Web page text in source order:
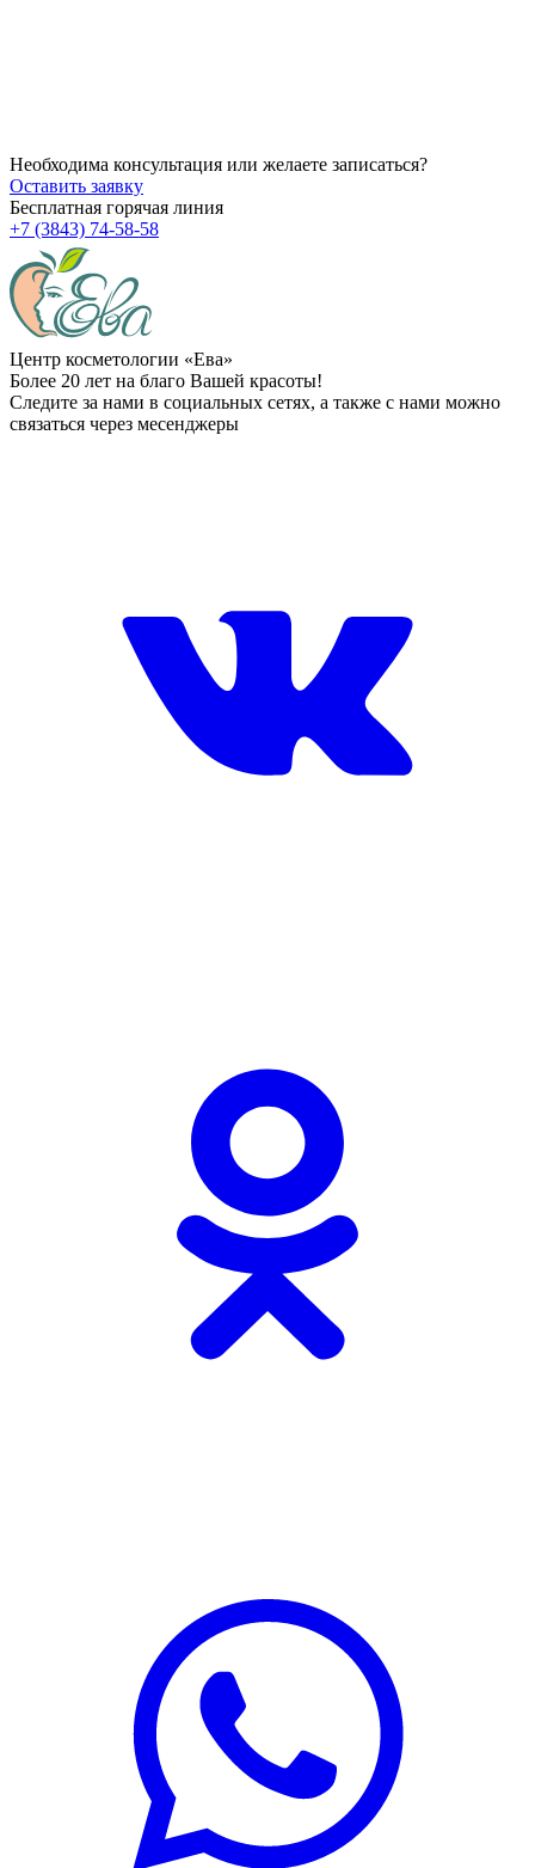
Необходима консультация или желаете записаться?
Оставить заявку
Бесплатная горячая линия
+7 (3843) 74-58-58
Центр косметологии «Ева»
Более 20 лет на благо Вашей красоты!
Следите за нами в социальных сетях, а также с нами можно
связаться через месенджеры